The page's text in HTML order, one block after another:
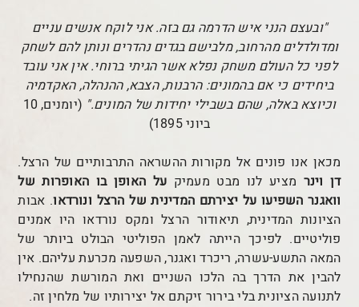
"ובעצם הנני איש הדרמה גם בזה. אני לוקח אנשים עניים
ומדולדלים מהרחוב, מלבישם בגדים נהדרים ונותן להם לשחק
לפני כל העולם משחק נפלא אשר הגיתי ברוחי. אין אני עובד
ביחידים כי אם בהמונים: הרבנות, הצבא, ההנהלה, האקדמיה
וכיוצא באלה, שהם בשבילי יחידות של המונים."
(יומנים, 10
ביוני 1895)
מכאן אנו פונים אל מקורות ההשראה התרבותיים של הרצל.
דן וינר מציע לנו מבט מעמיק על האופן בו האופרות של
וואגנר השפיעו על יצירתם המדינית של הרצל ונורדאו. אבות
הציונות המדינית, תיאודור הרצל ומקס נורדאו היו אמנים
פוליטיים. לפיכך הייתה לאמן הפוליטי הבולט ביותר של
המאה התשע-עשרה, ריכרד ואגנר, השפעה מכרעת עליהם. אין
להבין את הדרך בה הלכו השניים ואת המורשת שהנחילו
לתנועה הציונית בלי בירור זיקתם אל יצירותיו של מלחין זה.